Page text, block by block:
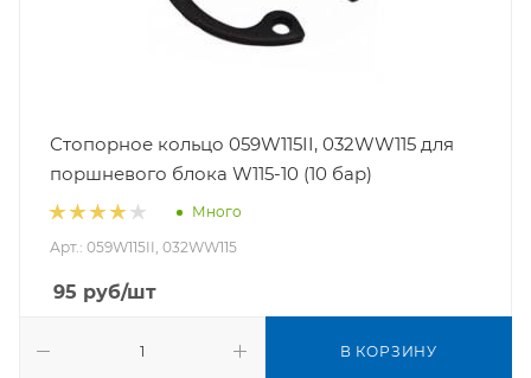
Стопорное кольцо 059W115II, 032WW115 для
поршневого блока W115-10 (10 бар)
Много
Арт.: 059W115II, 032WW115
95 руб/шт
В КОРЗИНУ